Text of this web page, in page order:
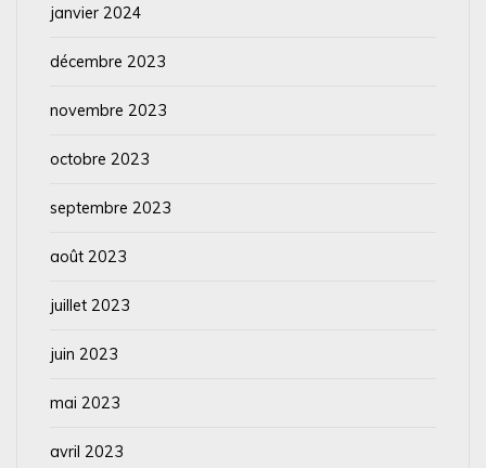
janvier 2024
décembre 2023
novembre 2023
octobre 2023
septembre 2023
août 2023
juillet 2023
juin 2023
mai 2023
avril 2023